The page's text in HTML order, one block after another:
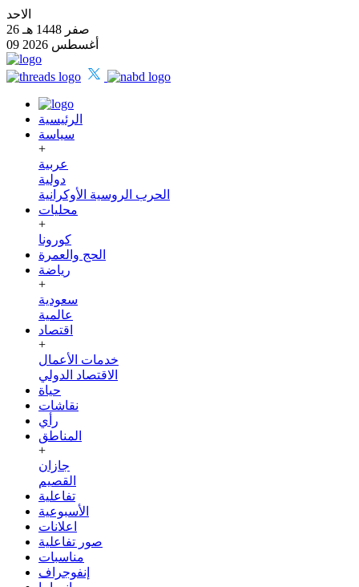
الاحد
26 صفر 1448 هـ
09 أغسطس 2026
الرئيسية
سياسة
+
عربية
دولية
الحرب الروسية الأوكرانية
محليات
+
كورونا
الحج والعمرة
رياضة
+
سعودية
عالمية
اقتصاد
+
خدمات الأعمال
الاقتصاد الدولي
حياة
نقاشات
رأي
المناطق
+
جازان
القصيم
تفاعلية
الأسبوعية
اعلانات
صور تفاعلية
مناسبات
إنفوجراف